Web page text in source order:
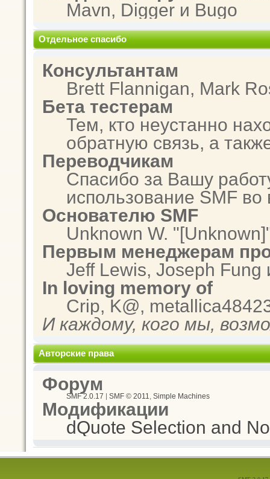
Mavn, Digger и Bugo
Отдельное спасибо
Консультантам
Brett Flannigan, Mark
Бета тестерам
Тем, кто неустанно
обратную связь, а
Переводчикам
Спасибо за Вашу
использование SMF
Основателю SMF
Unknown W.
Первым менеджерам
Jeff Lewis, Joseph Fung
In loving memory of
Crip, K@,
И каждому, кого мы,
Авторские права
Форум
SMF 2.0.17 SMF © 2011, Simple Machines
Модификации
dQuote Selection and